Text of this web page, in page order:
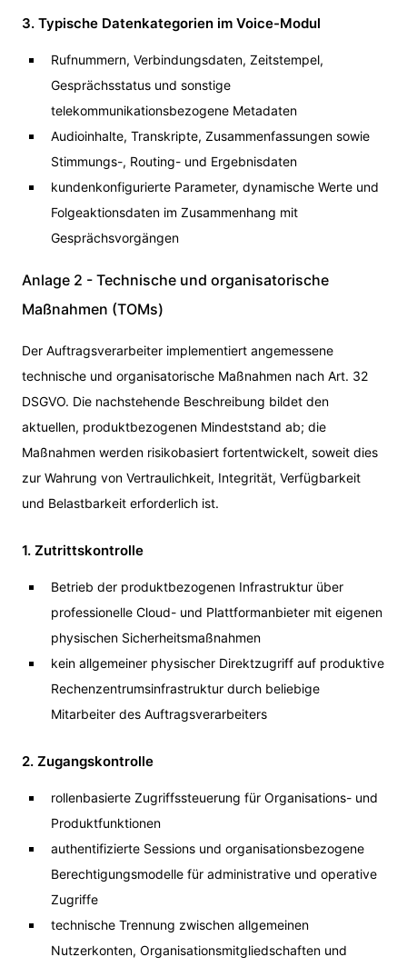
3. Typische Datenkategorien im Voice-Modul
Rufnummern, Verbindungsdaten, Zeitstempel,
Gesprächsstatus und sonstige
telekommunikationsbezogene Metadaten
Audioinhalte, Transkripte, Zusammenfassungen sowie
Stimmungs-, Routing- und Ergebnisdaten
kundenkonfigurierte Parameter, dynamische Werte und
Folgeaktionsdaten im Zusammenhang mit
Gesprächsvorgängen
Anlage 2 - Technische und organisatorische
Maßnahmen (TOMs)
Der Auftragsverarbeiter implementiert angemessene
technische und organisatorische Maßnahmen nach Art. 32
DSGVO. Die nachstehende Beschreibung bildet den
aktuellen, produktbezogenen Mindeststand ab; die
Maßnahmen werden risikobasiert fortentwickelt, soweit dies
zur Wahrung von Vertraulichkeit, Integrität, Verfügbarkeit
und Belastbarkeit erforderlich ist.
1. Zutrittskontrolle
Betrieb der produktbezogenen Infrastruktur über
professionelle Cloud- und Plattformanbieter mit eigenen
physischen Sicherheitsmaßnahmen
kein allgemeiner physischer Direktzugriff auf produktive
Rechenzentrumsinfrastruktur durch beliebige
Mitarbeiter des Auftragsverarbeiters
2. Zugangskontrolle
rollenbasierte Zugriffssteuerung für Organisations- und
Produktfunktionen
authentifizierte Sessions und organisationsbezogene
Berechtigungsmodelle für administrative und operative
Zugriffe
technische Trennung zwischen allgemeinen
Nutzerkonten, Organisationsmitgliedschaften und